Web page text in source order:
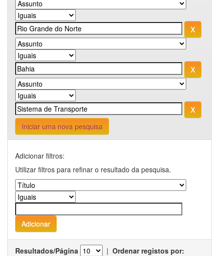
Iniciar uma nova pesquisa
Adicionar filtros:
Utilizar filtros para refinar o resultado da pesquisa.
Resultados/Página | Ordenar registos por: